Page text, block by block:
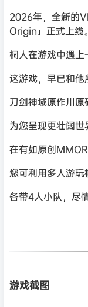
2026年，全新的
Origin」正式上线。
桐人在游戏中遇上
这游戏，早已和
刀剑神域原作川原
为您呈现更壮阔世
在有如原创
您可利用多人游玩
各带4人小队，尽
游戏截图